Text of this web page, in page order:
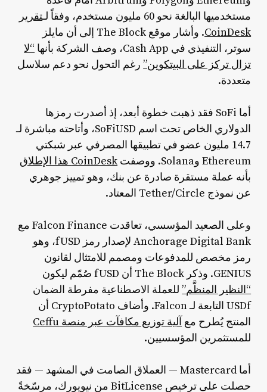
مستخدميها البالغة نحو 60 مليون مستخدم، وفقاً لـ
تقرير
CoinDesk
. وأشار موقع The Block إلى أن مايلز
سوتر، التنفيذي في Cash App، وصف الشركة بأنها
“لا
تزال تركز على البيتكوين”رغم التحول نحو دعم سلاسل
متعددة.
أما SoFi فقد ذهبت خطوة أبعد، إذ أصدرت رمزها
الدولاري الخاص تحت اسم SoFiUSD، وأتاحته مباشرة لـ
14.7 مليون عضو في تطبيقها المصرفي عبر شبكتي
Ethereum وSolana. ووصفت
CoinDesk هذا الإطلاق
بأنه عملة مستقرة صادرة عن بنك، وهو تمييز جوهري
عن نموذج Tether/Circle المعتاد.
وعلى الصعيد المؤسسي، تعاقدت Falcon Finance مع
Anchorage Digital Bank لإصدار رمز fUSD، وهو
رمز مخصص للمدفوعات ومصمم للامتثال لقانون
GENIUS. وذكر The Block أن fUSD صُمّم ليكون
“النظير المنظَّم”للعملة الاصطناعية مفرطة الضمان
USDf التابعة لـ Falcon. وأضاف CryptoPotato أن
المنتج يُطرح مع آلية توزيع مكافآت عبر منصة Ceffu
للمستثمرين المؤسسيين.
أما Mastercard — العملاق الصامت في المشهد — فقد
حصلت على ترخيص BitLicense من نيويورك، مرسّخةً